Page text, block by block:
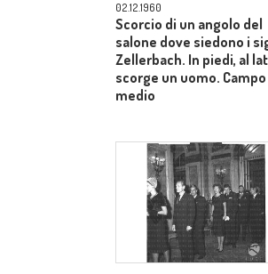
02.12.1960
Scorcio di un angolo del
salone dove siedono i
Zellerbach. In piedi, al
scorge un uomo. Campo
medio